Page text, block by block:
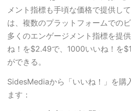
メント指標も手頃な価格で提供し
は、複数のプラットフォームでの
多くのエンゲージメント指標を提
ね！を$2.49で、1000いいね！を
ができる。
SidesMediaから「いいね！」を購
ます：